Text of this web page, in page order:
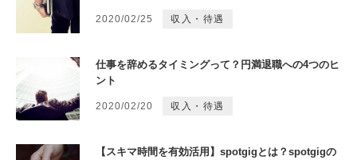
2020/02/25 収入・待遇
仕事を辞めるタイミングって？円満退職への4つのヒ
ント
2020/02/20 収入・待遇
【スキマ時間を有効活用】spotgigとは？spotgigの